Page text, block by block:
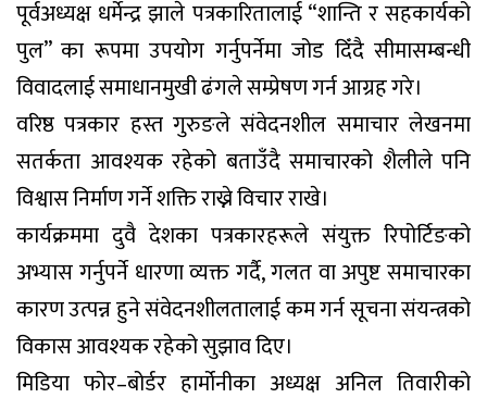
पूर्वअध्यक्ष धर्मेन्द्र झाले पत्रकारितालाई “शान्ति र सहकार्यको
पुल” का रूपमा उपयोग गर्नुपर्नेमा जोड दिँदै सीमासम्बन्धी
विवादलाई समाधानमुखी ढंगले सम्प्रेषण गर्न आग्रह गरे।
वरिष्ठ पत्रकार हस्त गुरुङले संवेदनशील समाचार लेखनमा
सतर्कता आवश्यक रहेको बताउँदै समाचारको शैलीले पनि
विश्वास निर्माण गर्ने शक्ति राख्ने विचार राखे।
कार्यक्रममा दुवै देशका पत्रकारहरूले संयुक्त रिपोर्टिङको
अभ्यास गर्नुपर्ने धारणा व्यक्त गर्दै, गलत वा अपुष्ट समाचारका
कारण उत्पन्न हुने संवेदनशीलतालाई कम गर्न सूचना संयन्त्रको
विकास आवश्यक रहेको सुझाव दिए।
मिडिया फोर–बोर्डर हार्मोनीका अध्यक्ष अनिल तिवारीको